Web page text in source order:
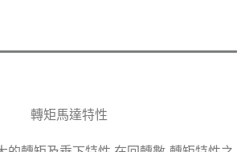
轉矩馬達特性